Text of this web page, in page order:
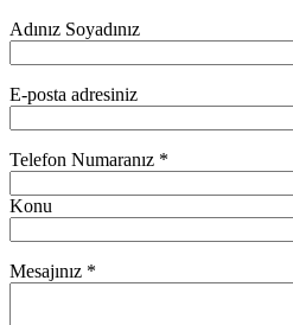
Adınız Soyadınız
E-posta adresiniz
Telefon Numaranız *
Konu
Mesajınız *